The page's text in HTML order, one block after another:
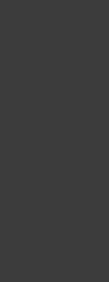
вскрытой